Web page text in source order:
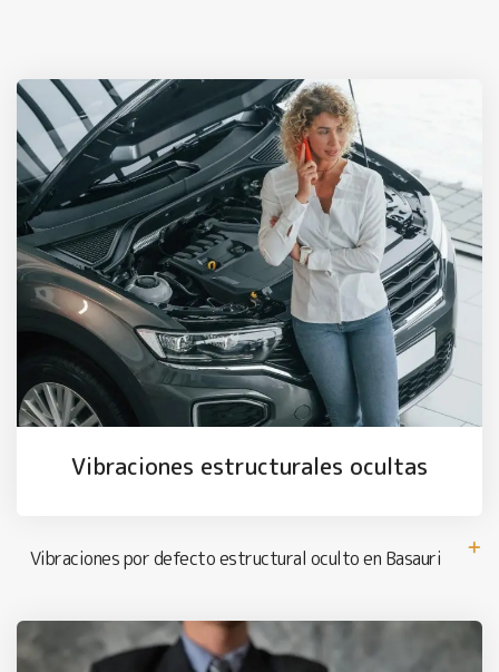
Vibraciones estructurales ocultas
Vibraciones por defecto estructural oculto en Basauri